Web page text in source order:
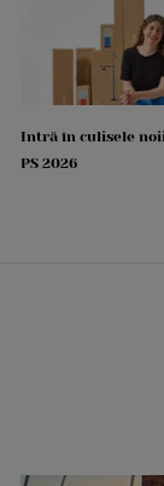
Intră în culisele
PS 2026